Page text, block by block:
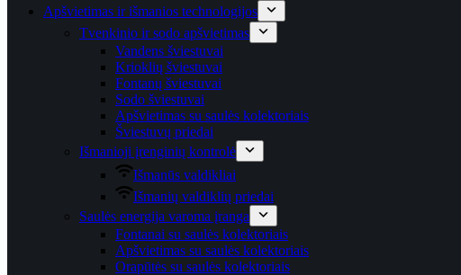
Apšvietimas ir išmanios technologijos
Tvenkinio ir sodo apšvietimas
Vandens šviestuvai
Krioklių šviestuvai
Fontanų šviestuvai
Sodo šviestuvai
Apšvietimas su saulės kolektoriais
Šviestuvų priedai
Išmanioji įrenginių kontrolė
Išmanūs valdikliai
Išmanių valdiklių priedai
Saulės energija varoma įranga
Fontanai su saulės kolektoriais
Apšvietimas su saulės kolektoriais
Orapūtės su saulės kolektoriais